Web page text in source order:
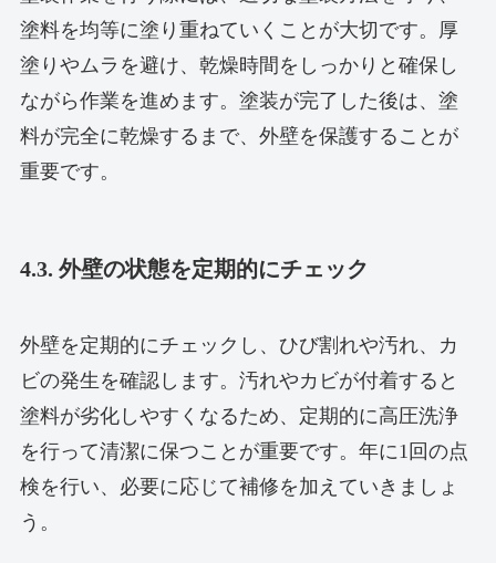
塗料を均等に塗り重ねていくことが大切です。厚
塗りやムラを避け、乾燥時間をしっかりと確保し
ながら作業を進めます。塗装が完了した後は、塗
料が完全に乾燥するまで、外壁を保護することが
重要です。
4.3. 外壁の状態を定期的にチェック
外壁を定期的にチェックし、ひび割れや汚れ、カ
ビの発生を確認します。汚れやカビが付着すると
塗料が劣化しやすくなるため、定期的に高圧洗浄
を行って清潔に保つことが重要です。年に1回の点
検を行い、必要に応じて補修を加えていきましょ
う。